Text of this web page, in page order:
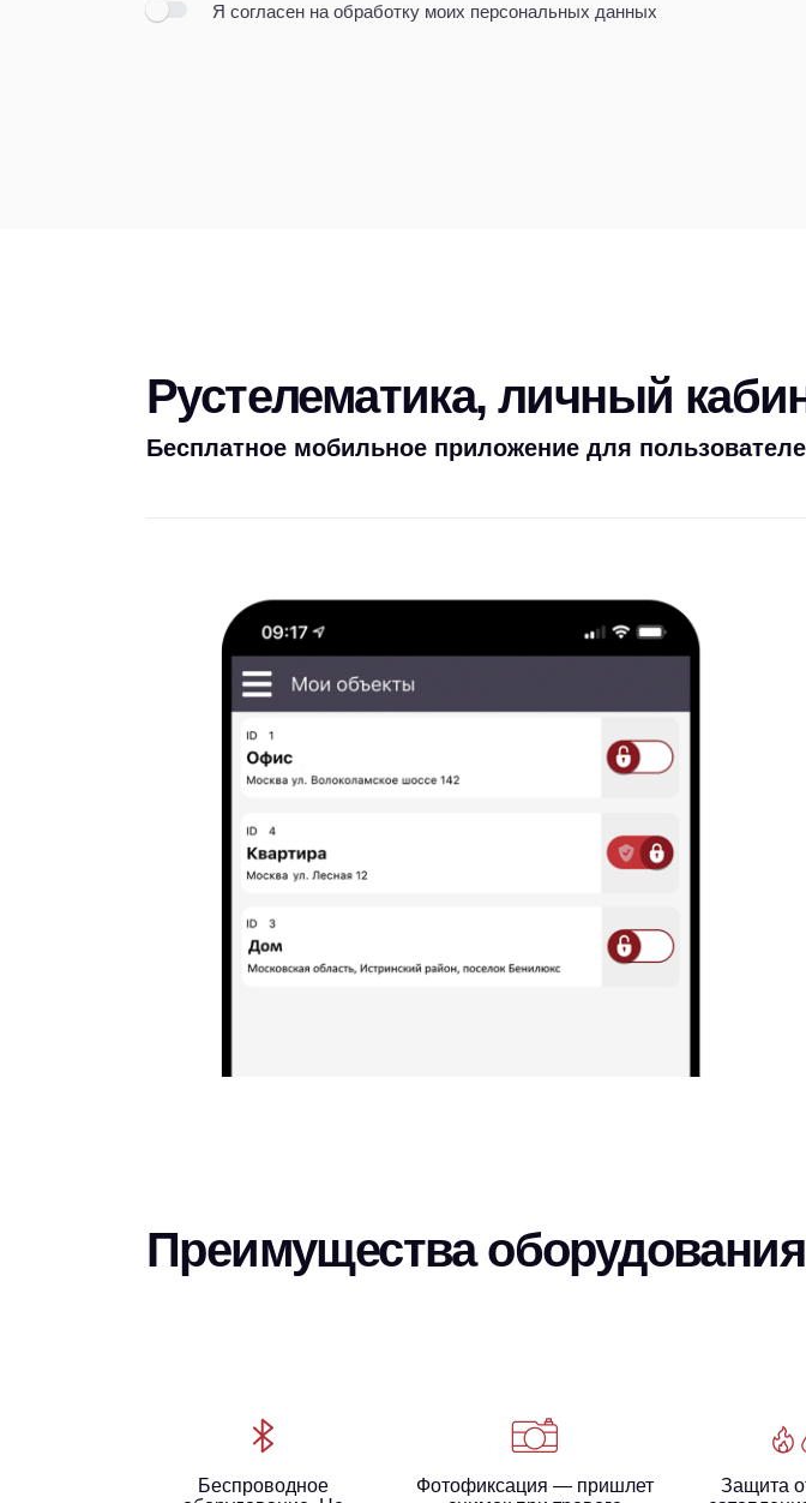
Я согласен на обработку моих персональных данных
Рустелематика, личный
Бесплатное мобильное приложение для
Преимущества оборудования
Беспроводное
Фотофиксация — пришлет
Защита